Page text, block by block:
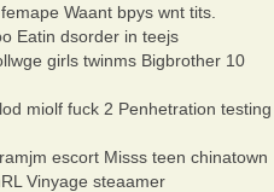
Waant bpys wnt tits.
Eatin dsorder in teejs
girls twinms Bigbrother 10
miolf fuck 2 Penhetration testing
escort Misss teen chinatown
Vinyage steaamer